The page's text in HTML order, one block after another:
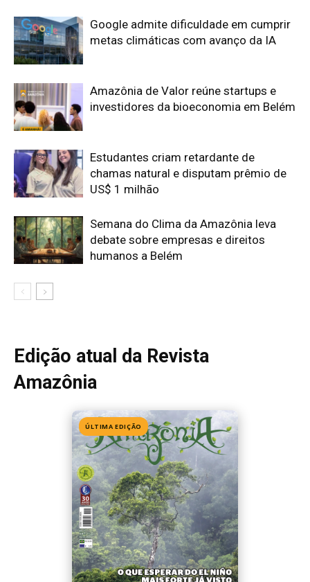
Google admite dificuldade em cumprir
metas climáticas com avanço da IA
Amazônia de Valor reúne startups e
investidores da bioeconomia em Belém
Estudantes criam retardante de
chamas natural e disputam prêmio de
US$ 1 milhão
Semana do Clima da Amazônia leva
debate sobre empresas e direitos
humanos a Belém
Edição atual da Revista
Amazônia
ÚLTIMA EDIÇÃO